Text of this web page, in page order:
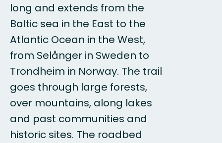
long and extends from the
Baltic sea in the East to the
Atlantic Ocean in the West,
from Selånger in Sweden to
Trondheim in Norway. The trail
goes through large forests,
over mountains, along lakes
and past communities and
historic sites. The roadbed